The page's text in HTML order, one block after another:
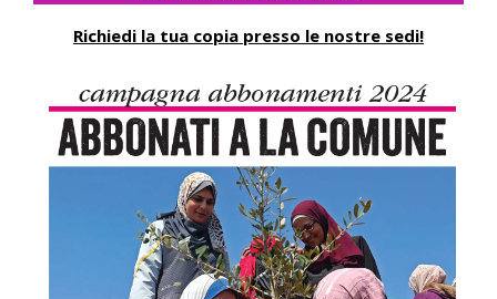
Richiedi la tua copia presso le nostre sedi!